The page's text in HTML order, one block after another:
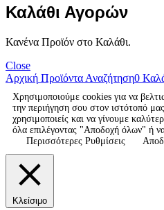
Καλάθι Αγορών
Κανένα Προϊόν στο Καλάθι.
Close
Αρχική Προϊόντα Αναζήτηση0
Χρησιμοποιούμε cookies για να
την περιήγηση σου στον ιστότοπό
χρησιμοποιείς και να γίνουμε
όλα επιλέγοντας "Αποδοχή όλων" ή να
Περισσότερες Ρυθμίσεις
Κλείσιμο